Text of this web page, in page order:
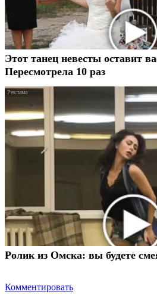
Этот танец невесты оставит
Пересмотрела 10 раз
Ролик из Омска: вы будете
Комментировать